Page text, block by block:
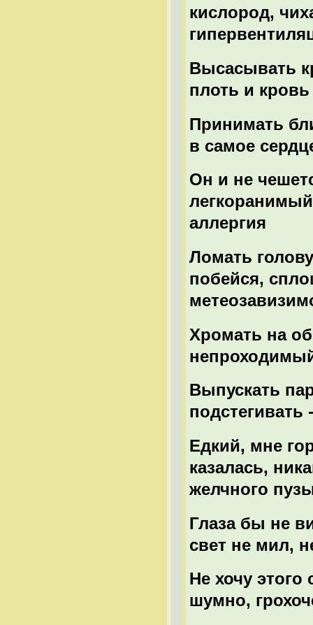
кислород,
Высасывать
плоть и
Принимать
в самое
Он и не
аллергия
Ломать
побейся,
Хромать на
Выпускать
подстегивать
Едкий, мне
казалась,
желчного
Глаза бы не
свет не мил,
Не хочу
шумно,